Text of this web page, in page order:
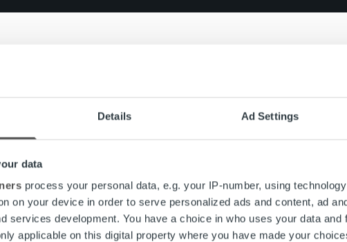
Details Ad Settings
data
process your personal data, e.g. your IP-number, using
on your device in order to serve personalized ads and content, ad
services development. You have a choice in who uses your data and
applicable on this digital property where you have made your
sponsorointikohde, jossa on positiivista energiaa ja
sponsorointikohteiksi valitaan tahoja, joilla on samankaltainen
vahvuuksien hyödyntäminen.
Seagulls on nostanut osaltaan suomalaisen koripallon tasoa ja
samanlaista draivia kuin meillä Ropossa; joukkue on yhtenäinen
on paljon samaa; ollaan valmiita tekemään töitä